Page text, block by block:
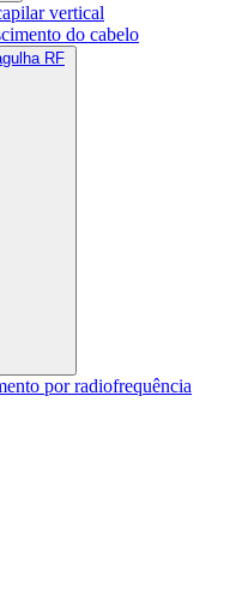
vertical
do cabelo
RF
por radiofrequência